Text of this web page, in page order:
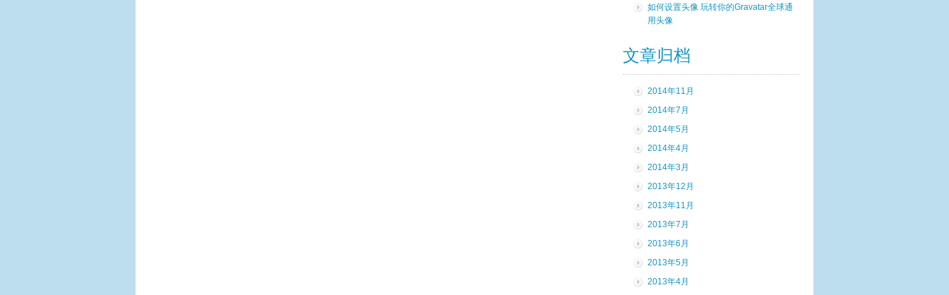
如何设置头像 玩转你的Gravatar全球通
用头像
文章归档
2014年11月
2014年7月
2014年5月
2014年4月
2014年3月
2013年12月
2013年11月
2013年7月
2013年6月
2013年5月
2013年4月